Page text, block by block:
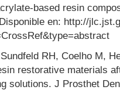
based resin
en: http://
RH, Coelho M,
restorative materials
solutions. J Prosthet